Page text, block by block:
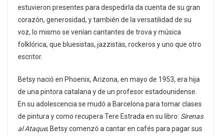
estuvieron presentes para despedirla da cuenta de su gran
corazón, generosidad, y también de la versatilidad de su
voz, lo mismo se venían cantantes de trova y música
folklórica, que bluesistas, jazzistas, rockeros y uno que otro
escritor.
Betsy nació en Phoenix, Arizona, en mayo de 1953, era hija
de una pintora catalana y de un profesor estadounidense.
En su adolescencia se mudó a Barcelona para tomar clases
de pintura y como recupera Tere Estrada en su libro: Sirenas
al Ataque; Betsy comenzó a cantar en cafés para pagar sus